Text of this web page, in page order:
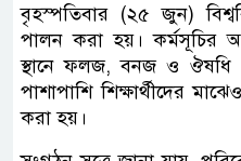
বৃহস্পতিবার (২৫ জুন)
পালন করা হয়। কর্মসূচির
স্থানে ফলজ, বনজ ও ঔষধি
পাশাপাশি শিক্ষার্থীদের
করা হয়।